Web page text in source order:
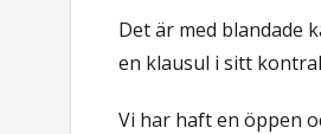
Det är med blandade
en klausul i sitt
Vi har haft en öppen